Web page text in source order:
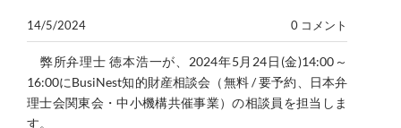
14/5/2024 0 コメント
弊所弁理士 徳本浩一が、2024年5月24日(金)14:00～
16:00にBusiNest知的財産相談会（無料 / 要予約、日本弁
理士会関東会・中小機構共催事業）の相談員を担当しま
す。​